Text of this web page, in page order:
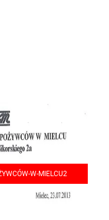
W-MIELCU2